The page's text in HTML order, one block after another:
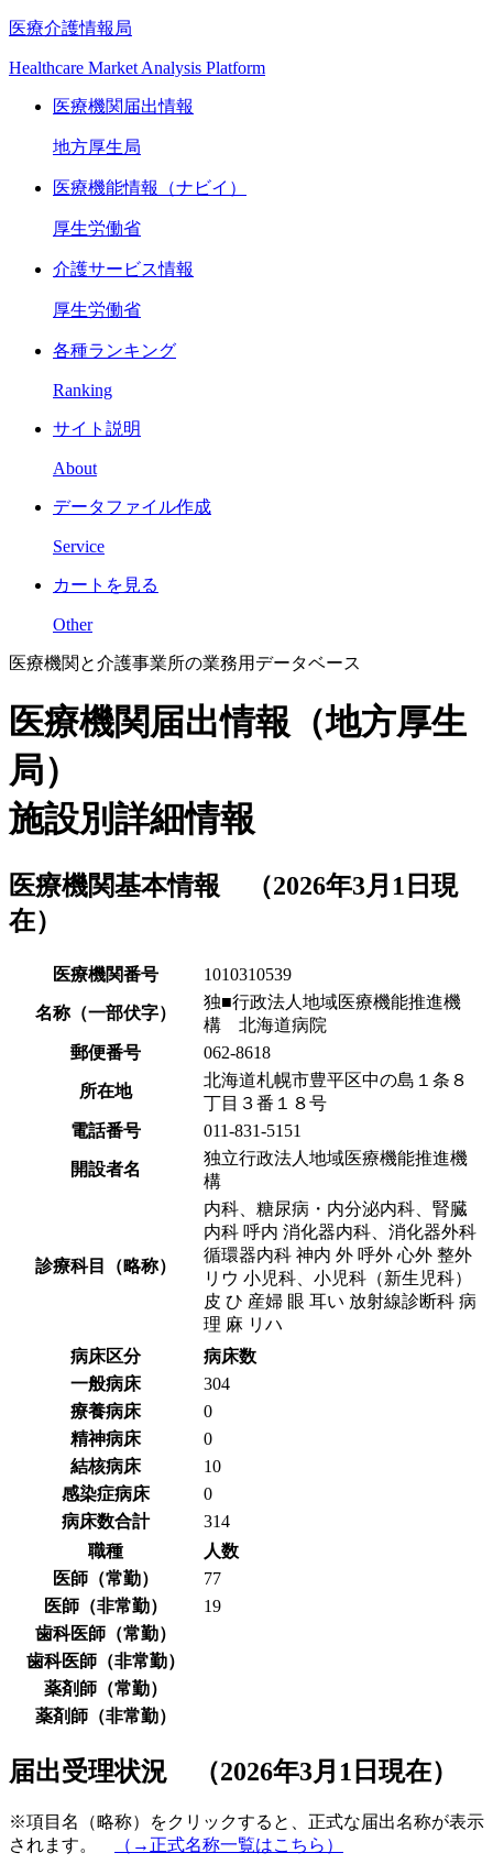
医療介護情報局
Healthcare Market Analysis Platform
医療機関届出情報
地方厚生局
医療機能情報（ナビイ）
厚生労働省
介護サービス情報
厚生労働省
各種ランキング
Ranking
サイト説明
About
データファイル作成
Service
カートを見る
Other
医療機関と介護事業所の業務用データベース
医療機関届出情報（地方厚生
局）
施設別詳細情報
医療機関基本情報 （2026年3月1日現
在）
医療機関番号 1010310539
名称（一部伏字）
独■行政法人地域医療機能推進機
構 北海道病院
郵便番号
062-8618
所在地
北海道札幌市豊平区中の島１条８
丁目３番１８号
電話番号
011-831-5151
開設者名
独立行政法人地域医療機能推進機
構
診療科目（略称）
内科、糖尿病・内分泌内科、腎臓
内科 呼内 消化器内科、消化器外科
循環器内科 神内 外 呼外 心外 整外
リウ 小児科、小児科（新生児科）
皮 ひ 産婦 眼 耳い 放射線診断科 病
理 麻 リハ
病床区分
病床数
一般病床
304
療養病床
0
精神病床
0
結核病床
10
感染症病床
0
病床数合計
314
職種
人数
医師（常勤）
77
医師（非常勤）
19
歯科医師（常勤）
歯科医師（非常勤）
薬剤師（常勤）
薬剤師（非常勤）
届出受理状況 （2026年3月1日現在）
※項目名（略称）をクリックすると、正式な届出名称が表示
されます。
（→正式名称一覧はこちら）